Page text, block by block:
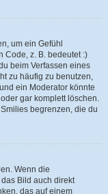
um ein Gefühl
Code, z. B. bedeutet :)
beim Verfassen eines
zu häufig zu benutzen,
ein Moderator könnte
gar komplett löschen.
begrenzen, die du
Wenn die
Bild auch direkt
das auf einem